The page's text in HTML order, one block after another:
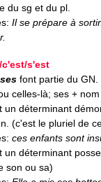
du sg et du pl.
Il se prépare à
c'est/s'est
ses font partie du
celles-là; ses +
un déterminant
(c'est le pluriel de
ces enfants sont
un déterminant
son ou sa)